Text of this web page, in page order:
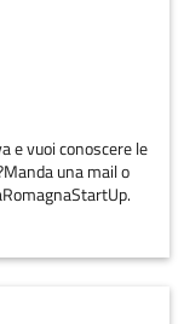
e vuoi conoscere le
una mail o